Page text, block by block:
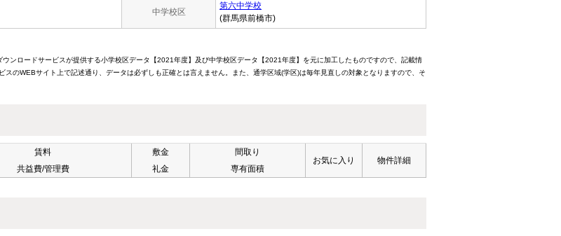
中学校区
第六中学校
(群馬県前橋市)
ンロードサービスが提供する小学校区データ【2021年度】及び中学校区データ【2021年度】を元に加工したものですので、記載情
のWEBサイト上で記述通り、データは必ずしも正確とは言えません。また、通学区域(学区)は毎年見直しの対象となりますので、そ
賃料
共益費/管理費
敷金
礼金
間取り
専有面積
お気に入り 物件詳細